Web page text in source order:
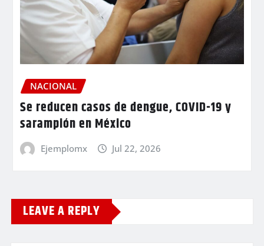
NACIONAL
Se reducen casos de dengue, COVID-19 y
sarampión en México
Ejemplomx Jul 22, 2026
LEAVE A REPLY